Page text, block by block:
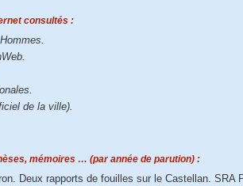
consultés :
de la ville).
mémoires … (par année de parution) :
Deux rapports de fouilles sur le Castellan. SRA